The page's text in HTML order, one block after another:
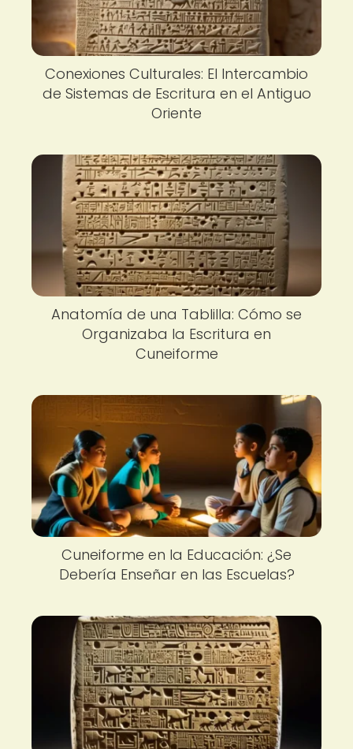
Conexiones Culturales: El Intercambio
de Sistemas de Escritura en el Antiguo
Oriente
Anatomía de una Tablilla: Cómo se
Organizaba la Escritura en
Cuneiforme
Cuneiforme en la Educación: ¿Se
Debería Enseñar en las Escuelas?